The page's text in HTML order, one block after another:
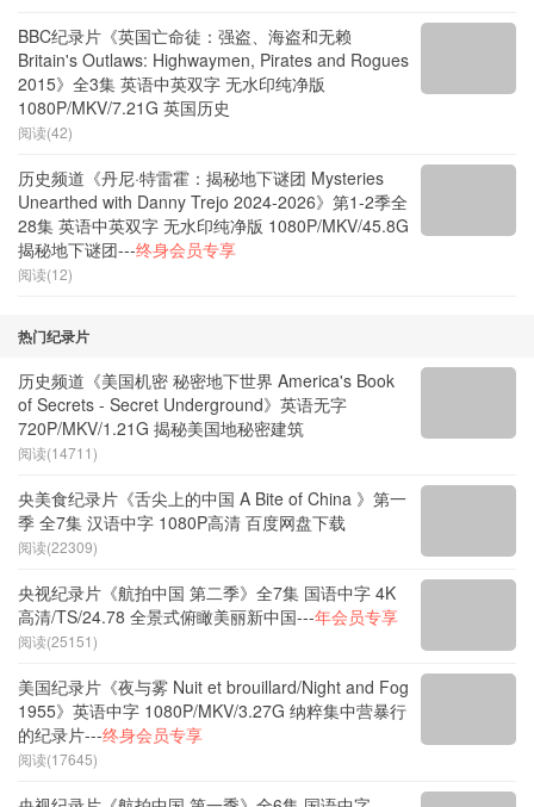
BBC纪录片《英国亡命徒：强盗、海盗和无赖
Britain's Outlaws: Highwaymen, Pirates and Rogues
2015》全3集 英语中英双字 无水印纯净版
1080P/MKV/7.21G 英国历史
阅读(42)
历史频道《丹尼·特雷霍：揭秘地下谜团 Mysteries
Unearthed with Danny Trejo 2024-2026》第1-2季全
28集 英语中英双字 无水印纯净版 1080P/MKV/45.8G
揭秘地下谜团---终身会员专享
阅读(12)
热门纪录片
历史频道《美国机密 秘密地下世界 America's Book
of Secrets - Secret Underground》英语无字
720P/MKV/1.21G 揭秘美国地秘密建筑
阅读(14711)
央美食纪录片《舌尖上的中国 A Bite of China 》第一
季 全7集 汉语中字 1080P高清 百度网盘下载
阅读(22309)
央视纪录片《航拍中国 第二季》全7集 国语中字 4K
高清/TS/24.78 全景式俯瞰美丽新中国---年会员专享
阅读(25151)
美国纪录片《夜与雾 Nuit et brouillard/Night and Fog
1955》英语中字 1080P/MKV/3.27G 纳粹集中营暴行
的纪录片---终身会员专享
阅读(17645)